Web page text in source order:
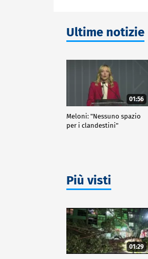
Ultime notizie
01:56
Meloni: "Nessuno spazio
per i clandestini"
Più visti
01:29